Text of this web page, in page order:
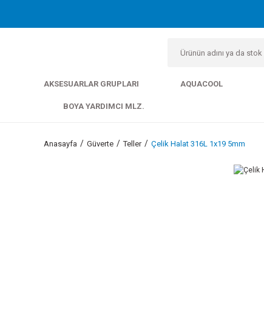
AKSESUARLAR GRUPLARI AQUACOOL
BOYA YARDIMCI MLZ.
Anasayfa Güverte Teller Çelik Halat 316L 1x19 5mm